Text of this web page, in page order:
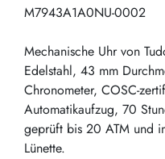
M7943A1A0NU-0002
Mechanische Uhr von
Edelstahl, 43 mm
Chronometer, COSC-
Automatikaufzug, 70
geprüft bis 20 ATM und
Lünette.